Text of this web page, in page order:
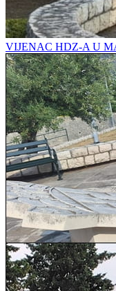
VIJENAC HDZ-A U